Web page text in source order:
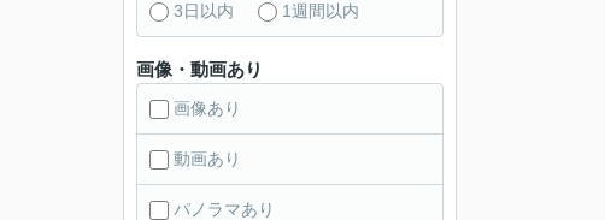
3日以内 1週間以内
画像・動画あり
画像あり
動画あり
パノラマあり